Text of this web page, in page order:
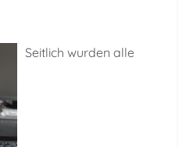
Seitlich wurden alle